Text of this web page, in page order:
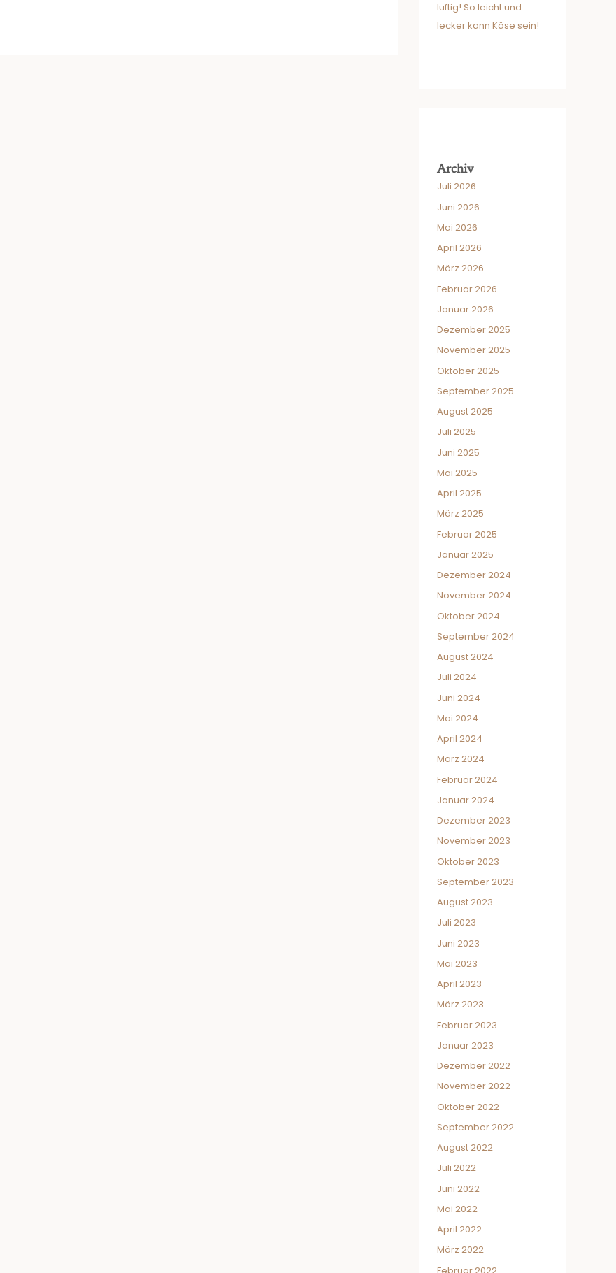
luftig! So leicht und
lecker kann Käse sein!
Archiv
Juli 2026
Juni 2026
Mai 2026
April 2026
März 2026
Februar 2026
Januar 2026
Dezember 2025
November 2025
Oktober 2025
September 2025
August 2025
Juli 2025
Juni 2025
Mai 2025
April 2025
März 2025
Februar 2025
Januar 2025
Dezember 2024
November 2024
Oktober 2024
September 2024
August 2024
Juli 2024
Juni 2024
Mai 2024
April 2024
März 2024
Februar 2024
Januar 2024
Dezember 2023
November 2023
Oktober 2023
September 2023
August 2023
Juli 2023
Juni 2023
Mai 2023
April 2023
März 2023
Februar 2023
Januar 2023
Dezember 2022
November 2022
Oktober 2022
September 2022
August 2022
Juli 2022
Juni 2022
Mai 2022
April 2022
März 2022
Februar 2022